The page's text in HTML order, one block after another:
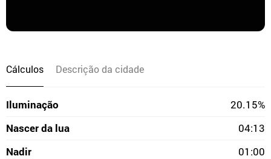
Cálculos Descrição da cidade
Iluminação
20.15%
Nascer da lua
04:13
Nadir
01:00